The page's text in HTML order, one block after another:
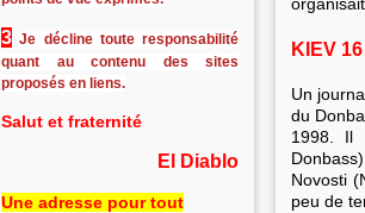
3 Je décline toute responsabilité
quant au contenu des sites
proposés en liens.
Salut et fraternité
El Diablo
Une adresse pour tout
KIEV
Un
du
1998. Il
Novosti
peu de